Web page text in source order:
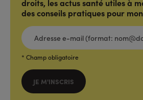
droits, les actus santé utiles à
des conseils pratiques pour
ADRESSE
E-
MAIL
(FORMAT:
NOM@DOMAINE.COM)*
* Champ obligatoire
JE M'INSCRIS